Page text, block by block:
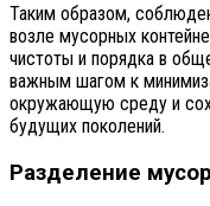
Таким образом,
возле мусорных
чистоты и порядка в
важным шагом к
окружающую среду и
будущих поколений.
Разделение